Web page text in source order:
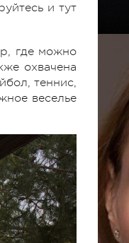
и тут
где можно
охвачена
теннис,
веселье